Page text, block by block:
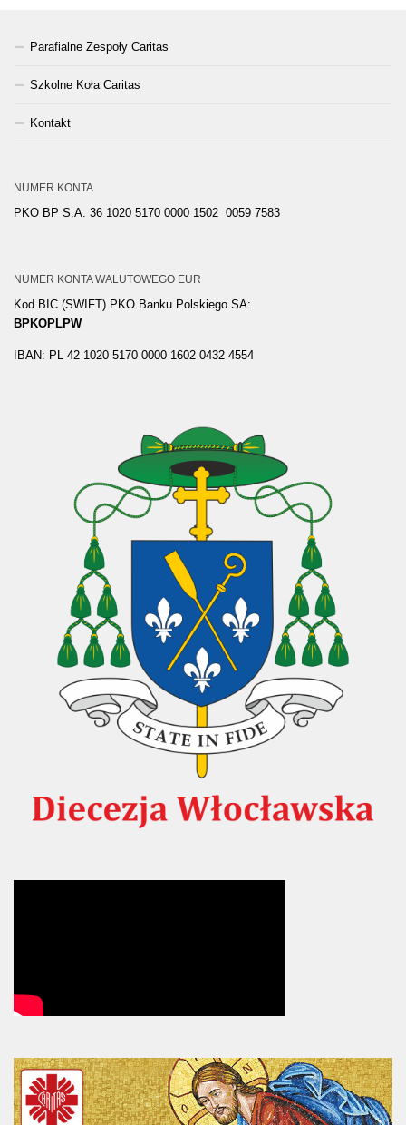
Parafialne Zespoły Caritas
Szkolne Koła Caritas
Kontakt
NUMER KONTA
PKO BP S.A. 36 1020 5170 0000 1502 0059 7583
NUMER KONTA WALUTOWEGO EUR
Kod BIC (SWIFT) PKO Banku Polskiego SA:
BPKOPLPW
IBAN: PL 42 1020 5170 0000 1602 0432 4554